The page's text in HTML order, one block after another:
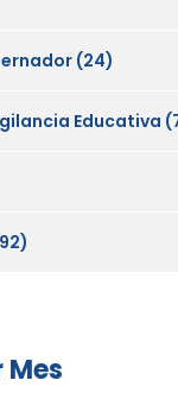
(24)
Educativa